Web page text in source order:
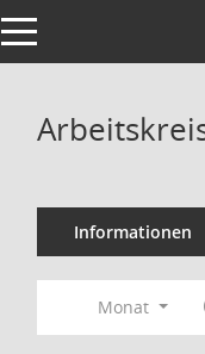
Toggle navigation
Informationen
Monat